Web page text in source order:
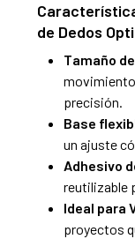
de Dedos
Tamaño
precisión.
Base
un ajuste
Adhesivo
reutilizable
Ideal para
proyectos